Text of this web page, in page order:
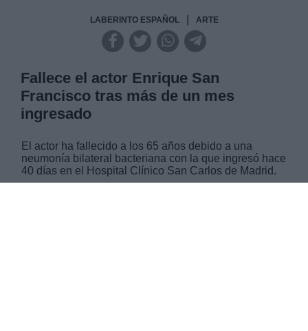
LABERINTO ESPAÑOL ARTE
Fallece el actor Enrique San
Francisco tras más de un mes
ingresado
El actor ha fallecido a los 65 años debido a una
neumonía bilateral bacteriana con la que ingresó hace
40 días en el Hospital Clínico San Carlos de Madrid.